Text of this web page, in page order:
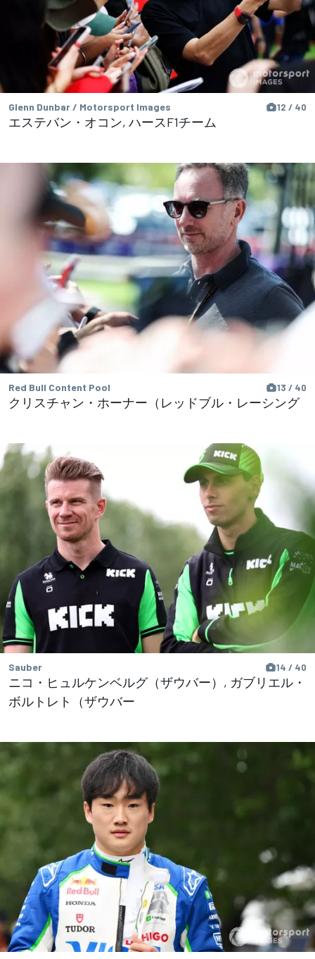
Glenn Dunbar / Motorsport Images 12 / 40
エステバン・オコン, ハースF1チーム
Red Bull Content Pool 13 / 40
クリスチャン・ホーナー（レッドブル・レーシング
Sauber 14 / 40
ニコ・ヒュルケンベルグ（ザウバー）, ガブリエル・
ボルトレト（ザウバー